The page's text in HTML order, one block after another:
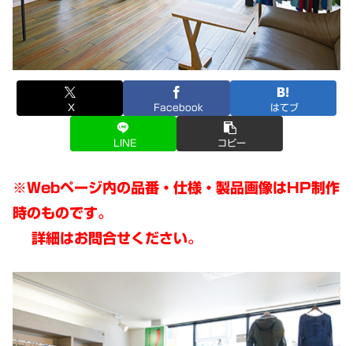
X Facebook はてブ
LINE コピー
※Webページ内の品番・仕様・製品画像はHP制作
時のものです。
詳細はお問合せください。